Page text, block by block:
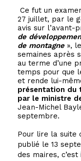
Ce fut un
27 juillet, par le
avis sur l’avant-
de
de montagne », le
semaines après
au terme d’une
temps pour que
et rende lui-
présentation du
par le ministre
Jean-Michel
septembre.
Pour lire la suite
publié le 13
des maires, c’est